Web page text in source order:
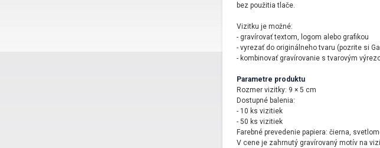
bez použitia tlače.
Vizitku je možné:
- gravírovať textom, logom alebo grafikou
- vyrezať do originálneho tvaru (pozrite si
- kombinovať gravírovanie s tvarovým
Parametre produktu
Rozmer vizitky: 9 × 5 cm
Dostupné balenia:
- 10 ks vizitiek
- 50 ks vizitiek
Farebné prevedenie papiera: čierna,
V cene je zahrnutý gravírovaný motív na